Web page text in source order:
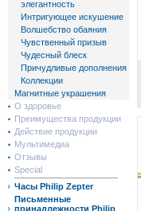
элегантность
Интригующее искушение
Волшебство обаяния
Чувственный призыв
Чудесный блеск
Причудливые дополнения
Коллекции
Магнитные украшения
О здоровье
Преимущества продукции
Действие продукции
Мультимедиа
Отзывы
Special
Часы Philip Zepter
Письменные
принадлежности Philip